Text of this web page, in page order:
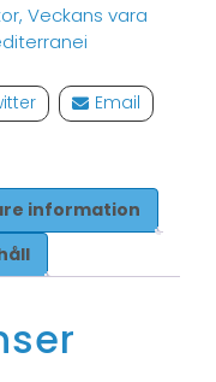
, Veckans vara
Email
information